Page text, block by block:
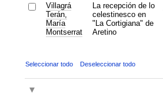
Villagrá
Terán,
María
Montserrat
La recepción de lo
celestinesco en
"La Cortigiana" de
Aretino
Seleccionar todo Deseleccionar todo